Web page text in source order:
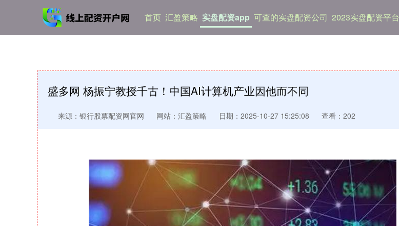
首页 汇盈策略 实盘配资app 可查的实盘配资公司 2023实盘配资平台
盛多网 杨振宁教授千古！中国AI计算机产业因他而不同
来源：银行股票配资网官网 网站：汇盈策略 日期：2025-10-27 15:25:08 查看：202